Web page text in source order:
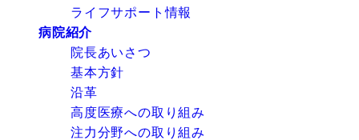
ライフサポート情報
病院紹介
院長あいさつ
基本方針
沿革
高度医療への取り組み
注力分野への取り組み